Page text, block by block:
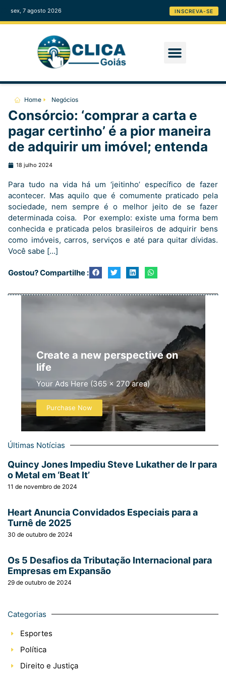
sex, 7 agosto 2026 INSCREVA-SE
Home Negócios
Consórcio: ‘comprar a carta e
pagar certinho’ é a pior maneira
de adquirir um imóvel; entenda
18 julho 2024
Para tudo na vida há um ‘jeitinho’ específico de fazer
acontecer. Mas aquilo que é comumente praticado pela
sociedade, nem sempre é o melhor jeito de se fazer
determinada coisa. Por exemplo: existe uma forma bem
conhecida e praticada pelos brasileiros de adquirir bens
como imóveis, carros, serviços e até para quitar dívidas.
Você sabe […]
Gostou? Compartilhe :
Create a new perspective on
life
Your Ads Here (365 x 270 area)
Purchase Now
Últimas Notícias
Quincy Jones Impediu Steve Lukather de Ir para
o Metal em ‘Beat It’
11 de novembro de 2024
Heart Anuncia Convidados Especiais para a
Turnê de 2025
30 de outubro de 2024
Os 5 Desafios da Tributação Internacional para
Empresas em Expansão
29 de outubro de 2024
Categorias
Esportes
Política
Direito e Justiça